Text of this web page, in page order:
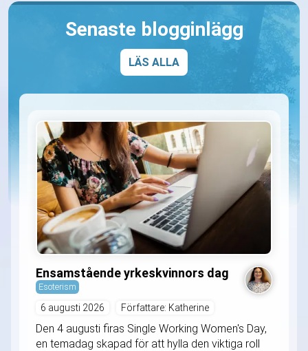
Senaste blogginlägg
LÄS ALLA
Ensamstående yrkeskvinnors dag
Esoterism
6 augusti 2026 Författare: Katherine
Den 4 augusti firas Single Working Women's Day,
en temadag skapad för att hylla den viktiga roll